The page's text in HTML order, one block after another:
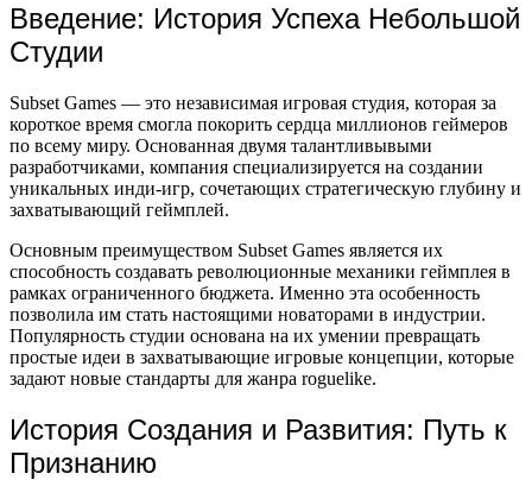
Введение: История Успеха Небольшой
Студии
Subset Games — это независимая игровая студия, которая за
короткое время смогла покорить сердца миллионов геймеров
по всему миру. Основанная двумя талантливывыми
разработчиками, компания специализируется на создании
уникальных инди-игр, сочетающих стратегическую глубину и
захватывающий геймплей.
Основным преимуществом Subset Games является их
способность создавать революционные механики геймплея в
рамках ограниченного бюджета. Именно эта особенность
позволила им стать настоящими новаторами в индустрии.
Популярность студии основана на их умении превращать
простые идеи в захватывающие игровые концепции, которые
задают новые стандарты для жанра roguelike.
История Создания и Развития: Путь к
Признанию